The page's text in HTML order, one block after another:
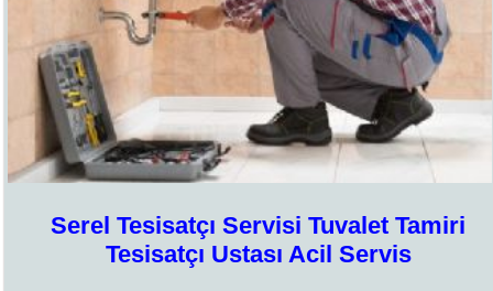
Serel Tesisatçı Servisi Tuvalet Tamiri
Tesisatçı Ustası Acil Servis